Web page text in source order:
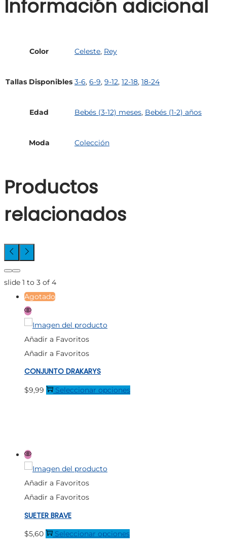
Información adicional
Color Celeste, Rey
Tallas Disponibles 3-6, 6-9, 9-12, 12-18, 18-24
Edad Bebés (3-12) meses, Bebés (1-2) años
Moda Colección
Productos
relacionados
slide 1 to 3 of 4
Agotado
Añadir a Favoritos
Añadir a Favoritos
CONJUNTO DRAKARYS
$9,99 Seleccionar opcionesEste
Añadir a Favoritos
Añadir a Favoritos
SUETER BRAVE
$5,60 Seleccionar opcionesEste